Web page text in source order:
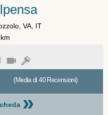
VA, IT
(Media di 40 Recensioni)
»